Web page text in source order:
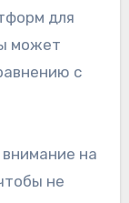
для
может
с
на
не